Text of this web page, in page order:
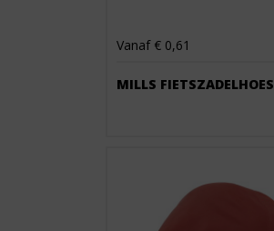
Vanaf € 0,61
MILLS FIETSZADELHOES